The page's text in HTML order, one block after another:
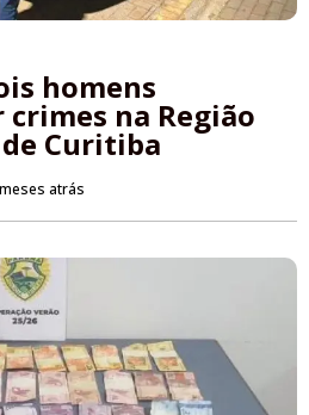
homens
na Região
Curitiba
atrás